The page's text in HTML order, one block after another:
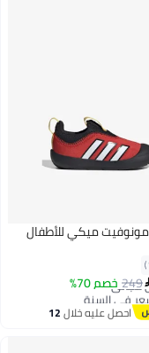
ميكي للأطفال
249 خصم 70%
في السنة
مجاني
في السنة
احصل عليه خلال12